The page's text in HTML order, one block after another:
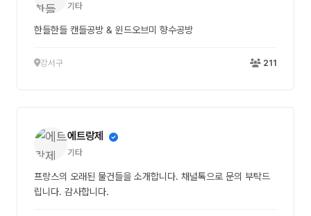
기타
한들한들 캔들공방 & 윈드오브미 향수공방
강서구 211
에트랑제
기타
프랑스의 오래된 물건들을 소개합니다. 채널톡으로 문의 부탁드
립니다. 감사합니다.